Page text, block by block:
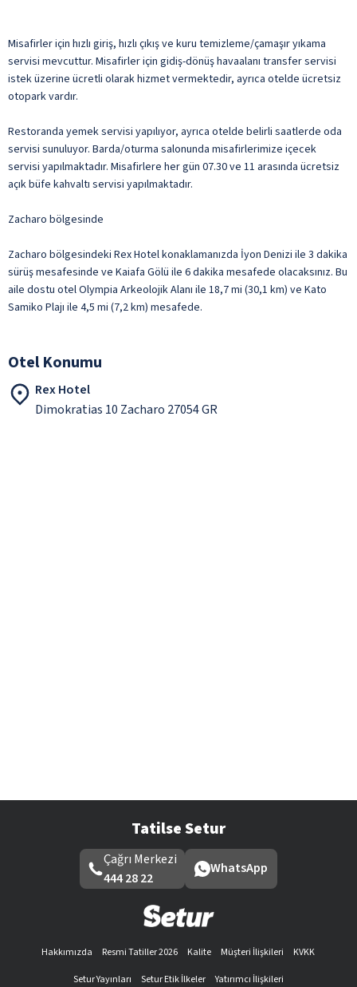
Misafirler için hızlı giriş, hızlı çıkış ve kuru temizleme/çamaşır yıkama
servisi mevcuttur. Misafirler için gidiş-dönüş havaalanı transfer servisi
istek üzerine ücretli olarak hizmet vermektedir, ayrıca otelde ücretsiz
otopark vardır.
Restoranda yemek servisi yapılıyor, ayrıca otelde belirli saatlerde oda
servisi sunuluyor. Barda/oturma salonunda misafirlerimize içecek
servisi yapılmaktadır. Misafirlere her gün 07.30 ve 11 arasında ücretsiz
açık büfe kahvaltı servisi yapılmaktadır.
Zacharo bölgesinde
Zacharo bölgesindeki Rex Hotel konaklamanızda İyon Denizi ile 3 dakika
sürüş mesafesinde ve Kaiafa Gölü ile 6 dakika mesafede olacaksınız. Bu
aile dostu otel Olympia Arkeolojik Alanı ile 18,7 mi (30,1 km) ve Kato
Samiko Plajı ile 4,5 mi (7,2 km) mesafede.
Otel Konumu
Rex Hotel
Dimokratias 10 Zacharo 27054 GR
Tatilse Setur
Çağrı Merkezi
444 28 22
WhatsApp
Hakkımızda Resmi Tatiller 2026 Kalite Müşteri İlişkileri
KVKK
Setur Yayınları
Setur Etik İlkeler
Yatırımcı İlişkileri